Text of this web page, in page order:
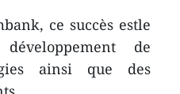
ce succès estle
de
ainsi que des